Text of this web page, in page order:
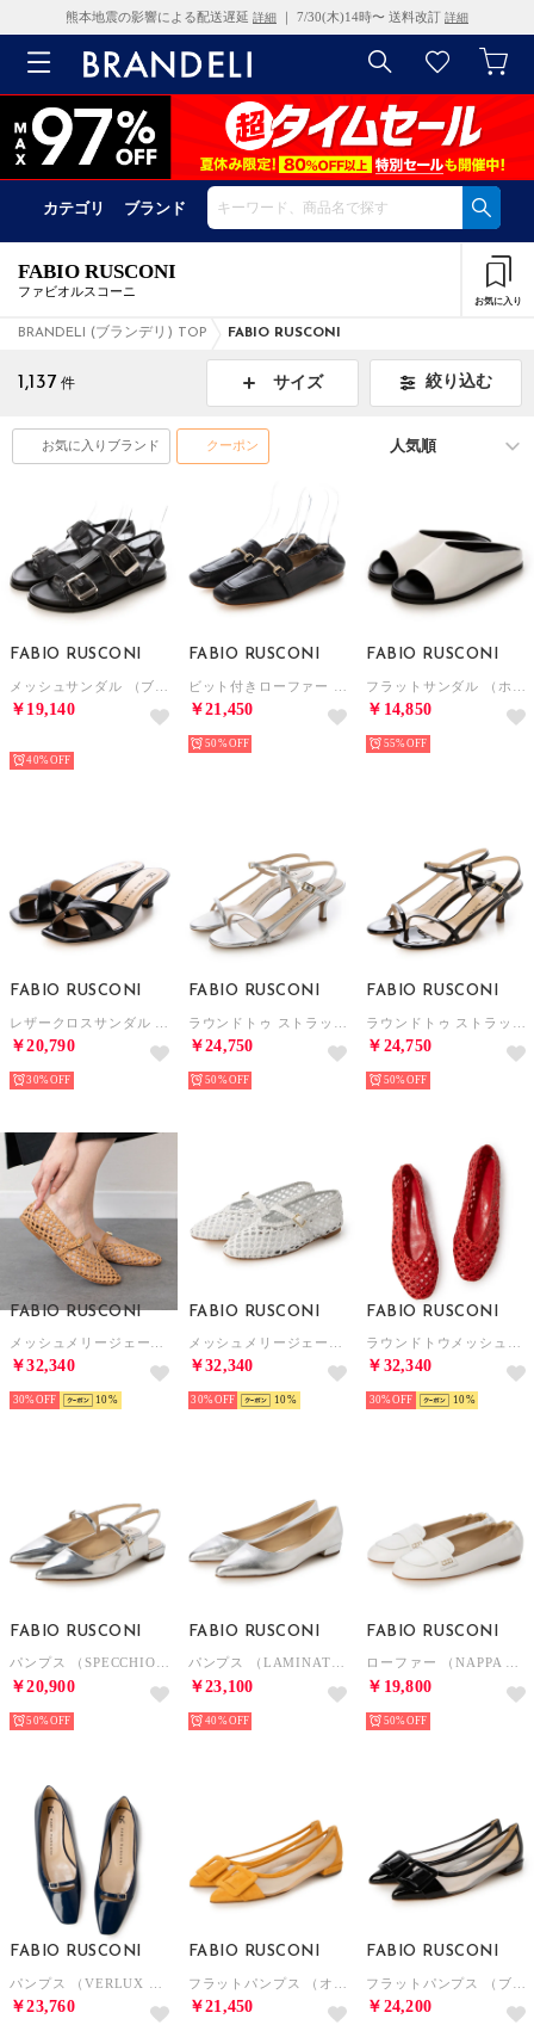
熊本地震の影響による配送遅延 詳細 ｜ 7/30(木)14時〜 送料改訂 詳細
カテゴリ ブランド
FABIO RUSCONI
ファビオルスコーニ
お気に入り
BRANDELI (ブランデリ) TOP FABIO RUSCONI
1,137 件 サイズ 絞り込む
お気に入りブランド クーポン
FABIO RUSCONI
￥19,140
40%
FABIO RUSCONI
￥21,450
50%
FABIO RUSCONI
￥14,850
55%
FABIO RUSCONI
￥20,790
30%
FABIO RUSCONI
￥24,750
50%
FABIO RUSCONI
￥24,750
50%
FABIO RUSCONI
￥32,340
30% 10
FABIO RUSCONI
￥32,340
30% 10
FABIO RUSCONI
￥32,340
30% 10
FABIO RUSCONI
パンプス （SPECCHIO SILVER/FIBBIA ORO）
￥20,900
50%
FABIO RUSCONI
パンプス （LAMINATO 600 SILVER）
￥23,100
40%
FABIO RUSCONI
ローファー （NAPPA BIANCO）
￥19,800
50%
FABIO RUSCONI
￥23,760
FABIO RUSCONI
￥21,450
FABIO RUSCONI
￥24,200